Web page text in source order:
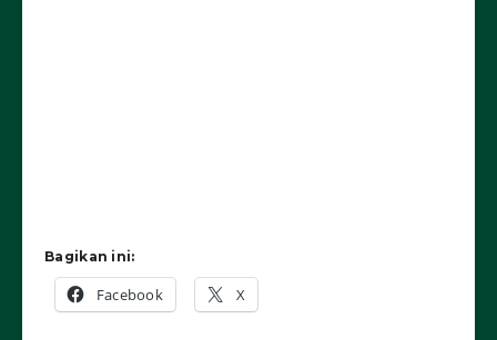
Bagikan ini:
Facebook X